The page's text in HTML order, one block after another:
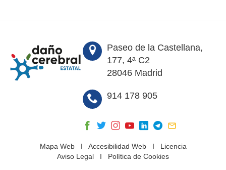
Paseo de la Castellana,
177, 4ª C2
28046 Madrid
914 178 905
Mapa WebI Accesibilidad WebI Licencia
Aviso Legal I Política de Cookies